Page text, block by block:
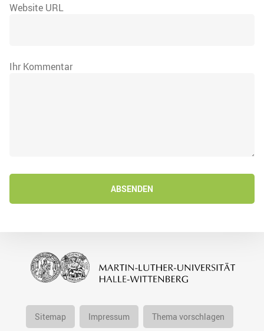
Website URL
Ihr Kommentar
ABSENDEN
Sitemap Impressum Thema vorschlagen